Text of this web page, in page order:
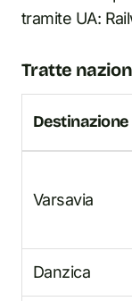
tramite UA:
Tratte
Destinazione
Varsavia
Danzica